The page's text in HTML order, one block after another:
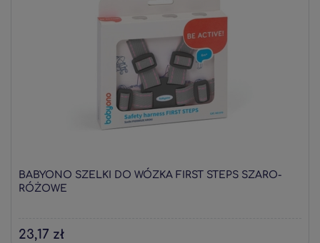
BABYONO SZELKI DO WÓZKA FIRST STEPS SZARO-
RÓŻOWE
23,17 zł